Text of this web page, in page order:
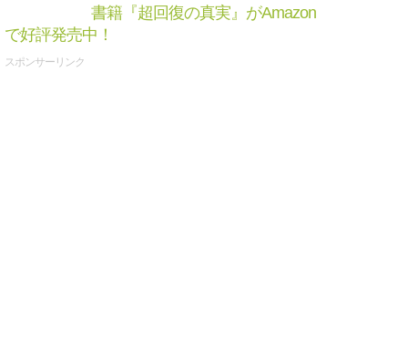
書籍『超回復の真実』がAmazon
で好評発売中！
スポンサーリンク